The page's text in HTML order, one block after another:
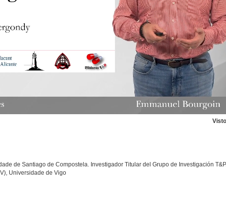
Visto
de Santiago de Compostela. Investigador Titular del Grupo de Investigación
Universidade de Vigo